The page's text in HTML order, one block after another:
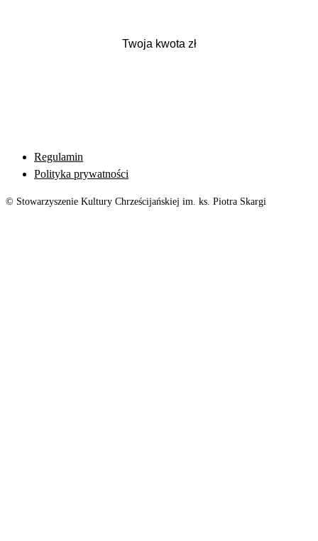
Regulamin
Polityka prywatności
© Stowarzyszenie Kultury Chrześcijańskiej im. ks. Piotra Skargi